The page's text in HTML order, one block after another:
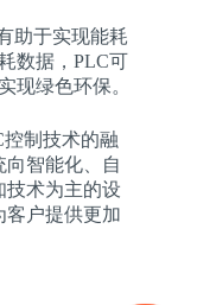
助于实现能耗
数据，PLC可
现绿色环保。
制技术的融
智能化、自
技术为主的设
客户提供更加